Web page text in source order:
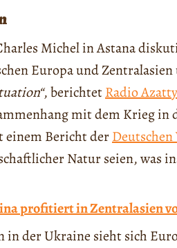
Michel in Astana
Europa und
, berichtetRadio
mit dem Krieg
einem Bericht derDeutschen
Natur seien, was
profitiert in Zentralasien
in der Ukraine sieht sich